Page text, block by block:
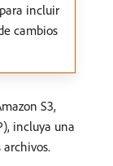
incluir
cambios
S3,
incluya una